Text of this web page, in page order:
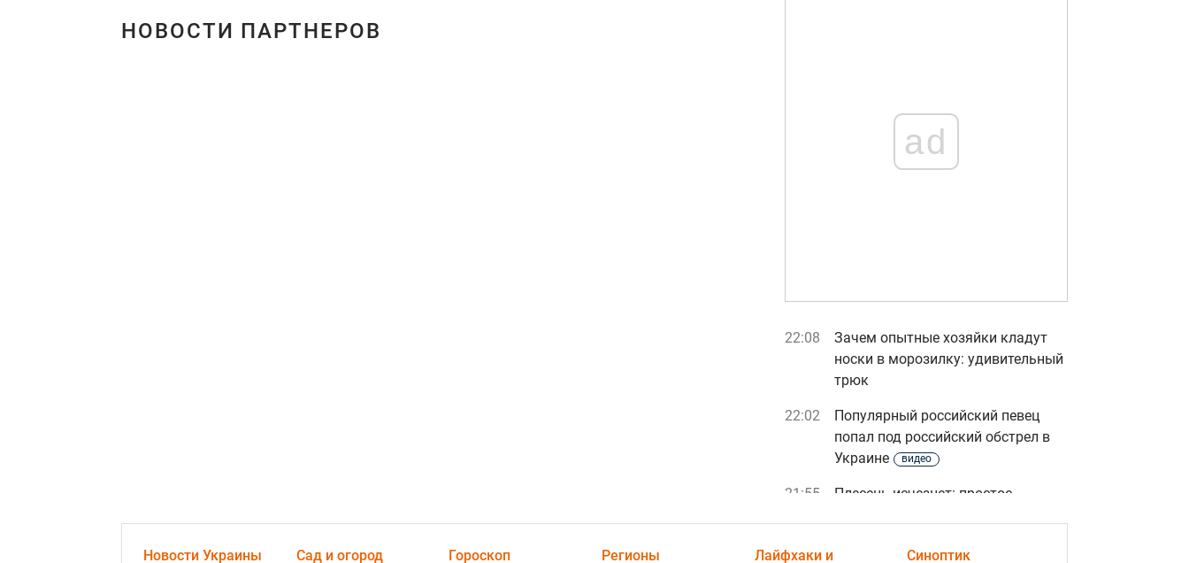
НОВОСТИ ПАРТНЕРОВ
ad
22:08
Зачем опытные хозяйки кладут
носки в морозилку: удивительный
трюк
22:02
Популярный российский певец
попал под российский обстрел в
Украине
видео
21:55
Плесень исчезнет: простое
Новости Украины Сад и огород Гороскоп Регионы Лайфхаки и Синоптик